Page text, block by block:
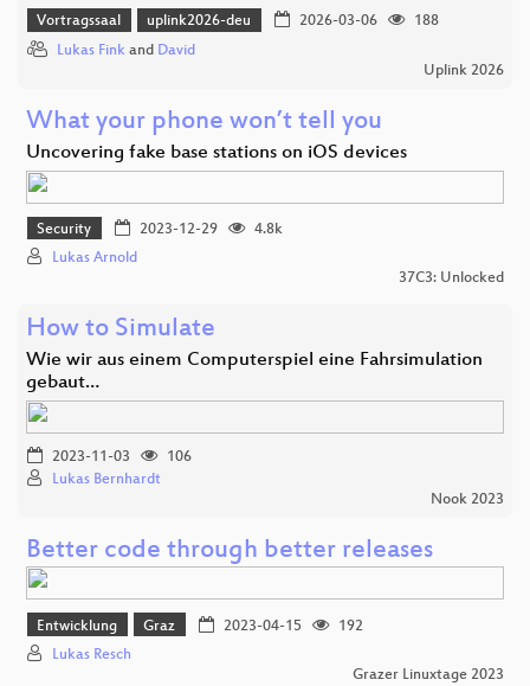
Vortragssaal uplink2026-deu 2026-03-06
188
Lukas Fink and David
Uplink 2026
What your phone won’t tell you
Uncovering fake base stations on iOS devices
Security 2023-12-29
4.8k
Lukas Arnold
37C3: Unlocked
How to Simulate
Wie wir aus einem Computerspiel eine Fahrsimulation
gebaut…
2023-11-03
106
Lukas Bernhardt
Nook 2023
Better code through better releases
Entwicklung Graz 2023-04-15
192
Lukas Resch
Grazer Linuxtage 2023